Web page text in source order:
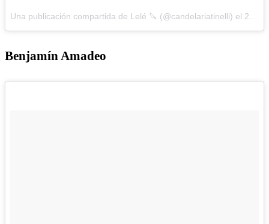
Una publicación compartida de Lelé 🔪 (@candelariatinelli) el 20 de Ago de 2017 a la(s) 8:40 PDT
Benjamín Amadeo